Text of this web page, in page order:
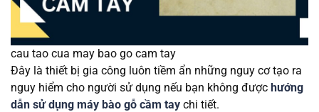
cau tao cua may bao go cam tay
Đây là thiết bị gia công luôn tiềm ẩn những nguy cơ tạo ra
nguy hiểm cho người sử dụng nếu bạn không được hướng
dẫn sử dụng máy bào gỗ cầm tay chi tiết.